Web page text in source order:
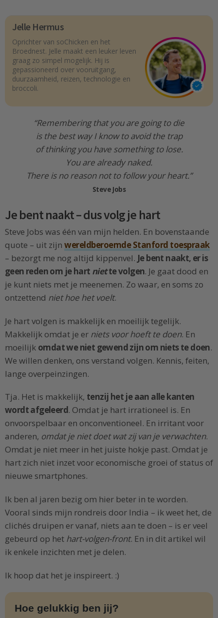
Jelle Hermus
Oprichter van soChicken en het
Broednest. Jelle maakt een leuker leven
graag zo simpel mogelijk. Hij is
gepassioneerd over vooruitgang,
duurzaamheid, reizen, technologie en
broccoli.
“Remembering that you are going to die
is the best way I know to avoid the trap
of thinking you have something to lose.
You are already naked.
There is no reason not to follow your heart.”
Steve Jobs
Je bent naakt – dus volg je hart
Steve Jobs was één van mijn helden. En bovenstaande
quote – uit zijn wereldberoemde Stanford toespraak
– bezorgt me nog altijd kippenvel. Je bent naakt, er is
geen reden om je hart niette volgen. Je gaat dood en
je kunt niets met je meenemen. Zo waar, en soms zo
ontzettend niet hoe het voelt.
Je hart volgen is makkelijk en moeilijk tegelijk.
Makkelijk omdat je er niets voor hoeft te doen. En
moeilijk omdat we niet gewend zijn om niets te doen.
We willen denken, ons verstand volgen. Kennis, feiten,
lange overpeinzingen.
Tja. Het is makkelijk, tenzij het je aan alle kanten
wordt afgeleerd. Omdat je hart irrationeel is. En
onvoorspelbaar en onconventioneel. En irritant voor
anderen, omdat je niet doet wat zij van je verwachten.
Omdat je niet meer in het juiste hokje past. Omdat je
hart zich niet inzet voor economische groei of status of
nieuwe smartphones.
Ik ben al jaren bezig om hier beter in te worden.
Vooral sinds mijn rondreis door India – ik weet het, de
clichés druipen er vanaf, niets aan te doen – is er veel
gebeurd op het hart-volgen-front. En in dit artikel wil
ik enkele inzichten met je delen.
Ik hoop dat het je inspireert. :)
Hoe gelukkig ben jij?